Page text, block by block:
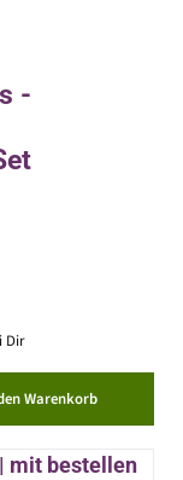
-
Dir
Warenkorb
mit bestellen